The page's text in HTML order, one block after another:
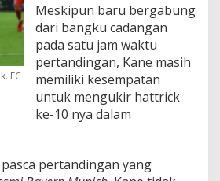
FC
Meskipun baru bergabung
dari bangku cadangan
pada satu jam waktu
pertandingan, Kane masih
memiliki kesempatan
untuk mengukir hattrick
ke-10 nya dalam
pertandingan yang